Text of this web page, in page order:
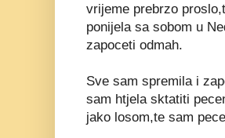
vrijeme prebrzo
ponijela sa sobom u
zapoceti odmah.
Sve sam spremila i
sam htjela sktatiti
jako losom,te sam